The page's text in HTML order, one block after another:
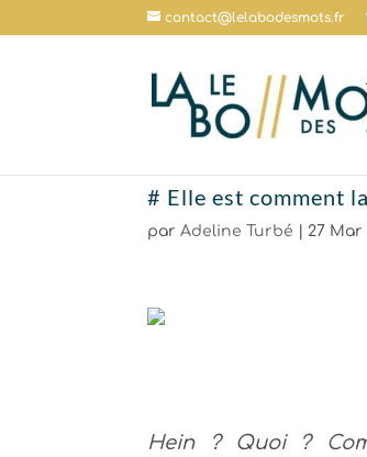
contact@lelabodesmots.fr
# Elle est comment
parAdeline Turbé 27 Mar
Hein ? Quoi ?